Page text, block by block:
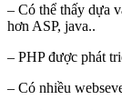
– Có thể thấy dựa
hơn ASP, java..
– PHP được phát
– Có nhiều